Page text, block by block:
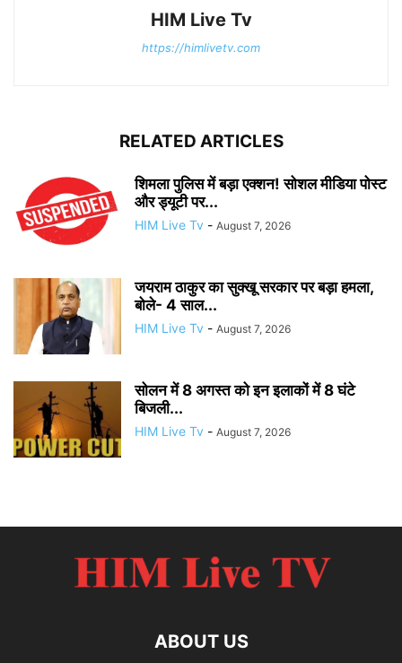
HIM Live Tv
https://himlivetv.com
RELATED ARTICLES
शिमला पुलिस में बड़ा एक्शन! सोशल मीडिया पोस्ट
और ड्यूटी पर...
HIM Live Tv - August 7, 2026
जयराम ठाकुर का सुक्खू सरकार पर बड़ा हमला,
बोले- 4 साल...
HIM Live Tv - August 7, 2026
सोलन में 8 अगस्त को इन इलाकों में 8 घंटे
बिजली...
HIM Live Tv - August 7, 2026
ABOUT US